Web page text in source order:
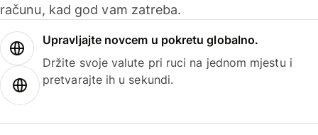
računu, kad god vam zatreba.
Upravljajte novcem u pokretu globalno.
Držite svoje valute pri ruci na jednom mjestu i
pretvarajte ih u sekundi.